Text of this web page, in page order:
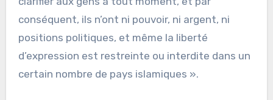
conséquent, ils n’ont ni pouvoir, ni argent, ni
positions politiques, et même la liberté
d’expression est restreinte ou interdite dans un
certain nombre de pays islamiques ».